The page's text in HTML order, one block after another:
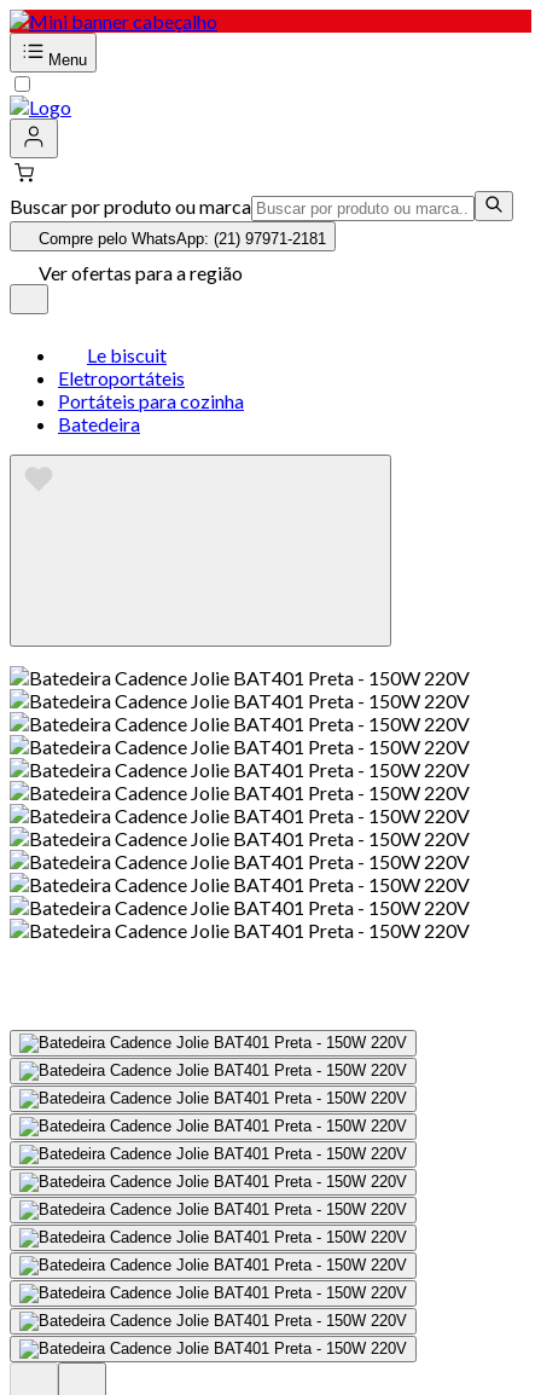
Menu
Buscar por produto ou marca
Compre pelo WhatsApp: (21) 97971-2181
Ver ofertas para a região
Le biscuit
Eletroportáteis
Portáteis para cozinha
Batedeira